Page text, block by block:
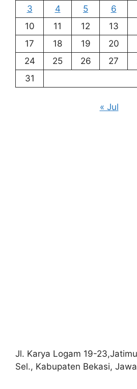
3 4 5 6
10
11 12 13
17
18 19 20
24
25 26 27
31
« Jul
Jl. Karya Logam 19-
Sel., Kabupaten Bekasi,